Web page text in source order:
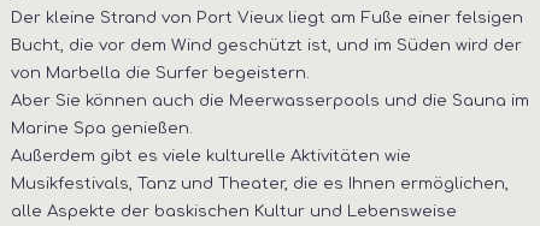
Der kleine Strand von Port Vieux liegt am Fuße einer felsigen
Bucht, die vor dem Wind geschützt ist, und im Süden wird der
von Marbella die Surfer begeistern.
Aber Sie können auch die Meerwasserpools und die Sauna im
Marine Spa genießen.
Außerdem gibt es viele kulturelle Aktivitäten wie
Musikfestivals, Tanz und Theater, die es Ihnen ermöglichen,
alle Aspekte der baskischen Kultur und Lebensweise